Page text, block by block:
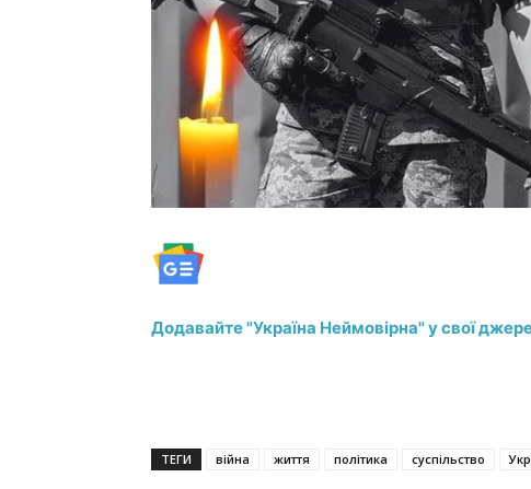
Додавайте "Україна Неймовірна" у свої
ТЕГИ війна життя політика суспільство